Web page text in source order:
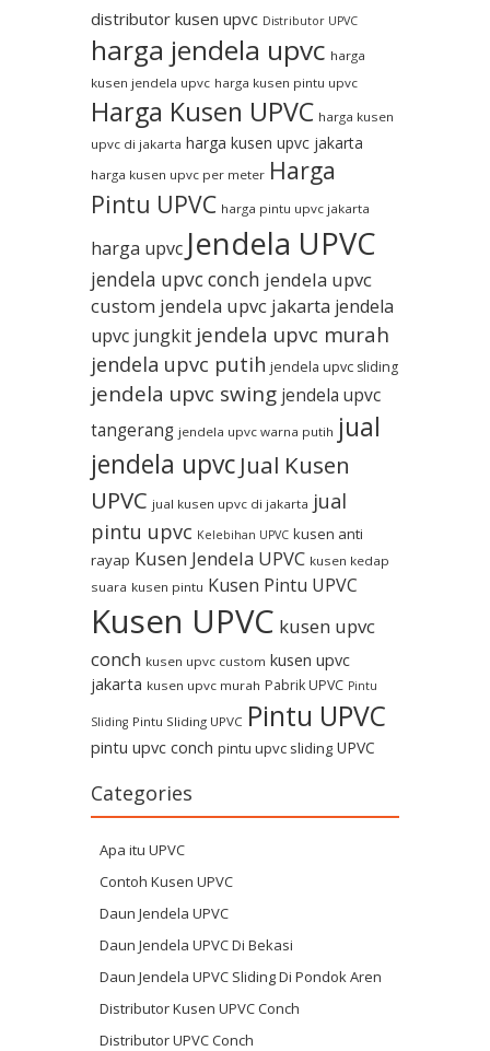
distributor kusen upvc Distributor UPVC
harga jendela upvc harga
kusen jendela upvc harga kusen pintu upvc
Harga Kusen UPVC harga kusen
upvc di jakarta harga kusen upvc jakarta
harga kusen upvc per meter Harga
Pintu UPVC harga pintu upvc jakarta
harga upvc Jendela UPVC
jendela upvc conch jendela upvc
custom jendela upvc jakarta jendela
upvc jungkit jendela upvc murah
jendela upvc putih jendela upvc sliding
jendela upvc swing jendela upvc
tangerang jendela upvc warna putih jual
jendela upvc Jual Kusen
UPVC jual kusen upvc di jakarta jual
pintu upvc Kelebihan UPVC kusen anti
rayap Kusen Jendela UPVC kusen kedap
suara kusen pintu Kusen Pintu UPVC
Kusen UPVC kusen upvc
conch kusen upvc custom kusen upvc
jakarta kusen upvc murah Pabrik UPVC Pintu
Sliding Pintu Sliding UPVC Pintu UPVC
pintu upvc conch pintu upvc sliding UPVC
Categories
Apa itu UPVC
Contoh Kusen UPVC
Daun Jendela UPVC
Daun Jendela UPVC Di Bekasi
Daun Jendela UPVC Sliding Di Pondok Aren
Distributor Kusen UPVC Conch
Distributor UPVC Conch